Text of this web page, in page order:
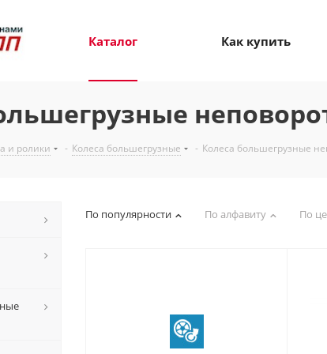
Каталог Как купить
и ролики - Колеса большегрузные - Колеса большегрузные
По популярности По алфавиту По